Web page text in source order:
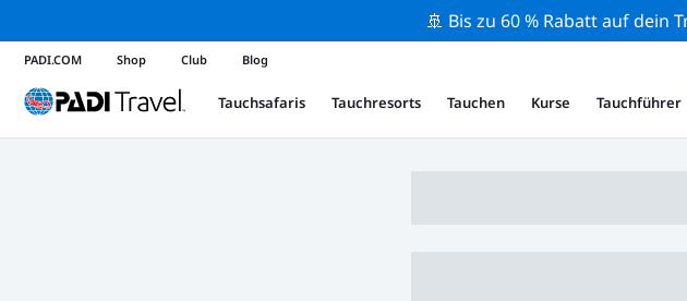
🚢 Bis zu 60 % Rabatt auf dein
PADI.COM Shop Club Blog
Tauchsafaris Tauchresorts Tauchen Kurse Tauchführer